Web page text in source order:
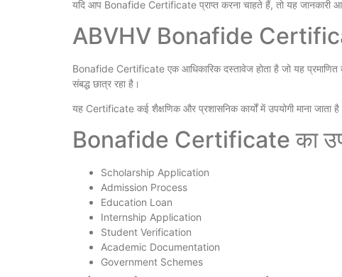
यदि आप Bonafide Certificate प्राप्त करना चाहते हैं, तो यह जानकारी
ABVHV Bonafide
Bonafide Certificate एक आधिकारिक दस्तावेज होता है जो यह प्रमाणित
संबद्ध छात्र रहा है।
यह Certificate कई शैक्षणिक और प्रशासनिक कार्यों में उपयोगी माना जाता
Bonafide Certificate का
Scholarship Application
Admission Process
Education Loan
Internship Application
Student Verification
Academic Documentation
Government Schemes